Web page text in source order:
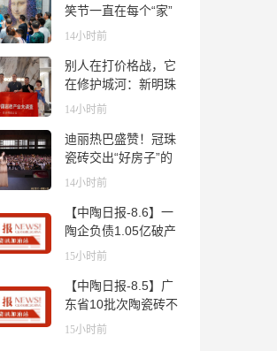
笑节一直在每个“家”
的故事里
14小时前
别人在打价格战，它
在修护城河：新明珠
岩板的逆势密码
14小时前
迪丽热巴盛赞！冠珠
瓷砖交出“好房子”的
标准答卷
14小时前
【中陶日报-8.6】一
陶企负债1.05亿破产
清算；东鹏拟延长基
开展建陶行业能效领
跑者企业推荐工作
15小时前
【中陶日报-8.5】广
东省10批次陶瓷砖不
合格；科达购买特福
15小时前